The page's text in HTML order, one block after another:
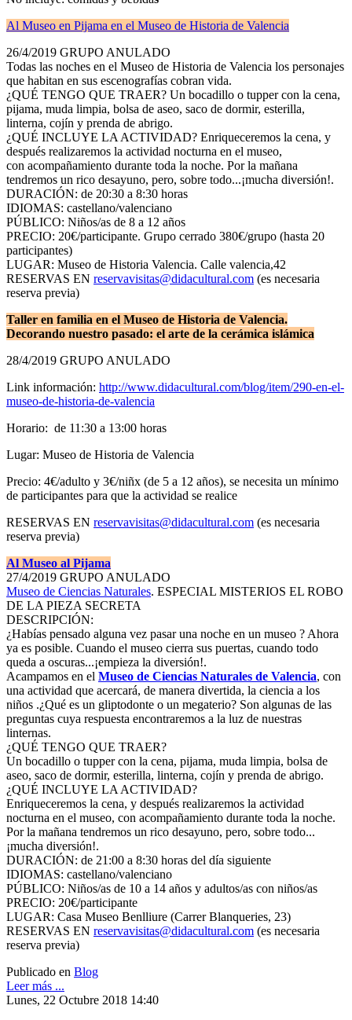
Al Museo en Pijama en el Museo de Historia de Valencia
26/4/2019 GRUPO ANULADO
Todas las noches en el Museo de Historia de Valencia los personajes
que habitan en sus escenografías cobran vida.
¿QUÉ TENGO QUE TRAER? Un bocadillo o tupper con la cena,
pijama, muda limpia, bolsa de aseo, saco de dormir, esterilla,
linterna, cojín y prenda de abrigo.
¿QUÉ INCLUYE LA ACTIVIDAD? Enriqueceremos la cena, y
después realizaremos la actividad nocturna en el museo,
con acompañamiento durante toda la noche. Por la mañana
tendremos un rico desayuno, pero, sobre todo...¡mucha diversión!.
DURACIÓN: de 20:30 a 8:30 horas
IDIOMAS: castellano/valenciano
PÚBLICO: Niños/as de 8 a 12 años
PRECIO: 20€/participante. Grupo cerrado 380€/grupo (hasta 20
participantes)
LUGAR: Museo de Historia Valencia. Calle valencia,42
RESERVAS EN reservavisitas@didacultural.com (es necesaria
reserva previa)
Taller en familia en el Museo de Historia de Valencia.
Decorando nuestro pasado: el arte de la cerámica islámica
28/4/2019 GRUPO ANULADO
Link información: http://www.didacultural.com/blog/item/290-en-el-
museo-de-historia-de-valencia
Horario: de 11:30 a 13:00 horas
Lugar: Museo de Historia de Valencia
Precio: 4€/adulto y 3€/niñx (de 5 a 12 años), se necesita un mínimo
de participantes para que la actividad se realice
RESERVAS EN reservavisitas@didacultural.com (es necesaria
reserva previa)
Al Museo al Pijama
27/4/2019 GRUPO ANULADO
Museo de Ciencias Naturales. ESPECIAL MISTERIOS EL ROBO
DE LA PIEZA SECRETA
DESCRIPCIÓN:
¿Habías pensado alguna vez pasar una noche en un museo ? Ahora
ya es posible. Cuando el museo cierra sus puertas, cuando todo
queda a oscuras...¡empieza la diversión!.
Acampamos en el Museo de Ciencias Naturales de Valencia, con
una actividad que acercará, de manera divertida, la ciencia a los
niños .¿Qué es un gliptodonte o un megaterio? Son algunas de las
preguntas cuya respuesta encontraremos a la luz de nuestras
linternas.
¿QUÉ TENGO QUE TRAER?
Un bocadillo o tupper con la cena, pijama, muda limpia, bolsa de
aseo, saco de dormir, esterilla, linterna, cojín y prenda de abrigo.
¿QUÉ INCLUYE LA ACTIVIDAD?
Enriqueceremos la cena, y después realizaremos la actividad
nocturna en el museo, con acompañamiento durante toda la noche.
Por la mañana tendremos un rico desayuno, pero, sobre todo...
¡mucha diversión!.
DURACIÓN: de 21:00 a 8:30 horas del día siguiente
IDIOMAS: castellano/valenciano
PÚBLICO: Niños/as de 10 a 14 años y adultos/as con niños/as
PRECIO: 20€/participante
LUGAR: Casa Museo Benlliure (Carrer Blanqueries, 23)
RESERVAS EN reservavisitas@didacultural.com (es necesaria
reserva previa)
Publicado en Blog
Leer más ...
Lunes, 22 Octubre 2018 14:40